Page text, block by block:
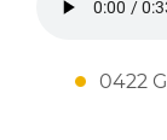
0422